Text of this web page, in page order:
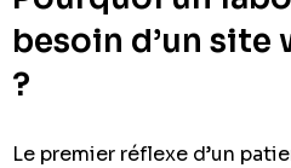
besoin d’un
?
Le premier réflexe d’un